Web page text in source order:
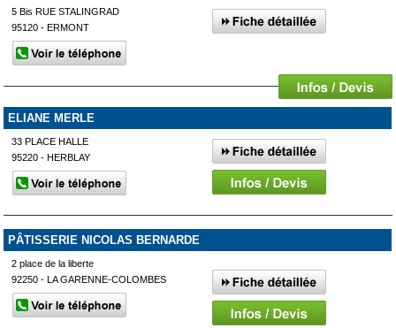
5 Bis RUE STALINGRAD
95120 - ERMONT
ELIANE MERLE
33 PLACE HALLE
95220 - HERBLAY
PÂTISSERIE NICOLAS BERNARDE
2 place de la liberte
92250 - LA GARENNE-COLOMBES